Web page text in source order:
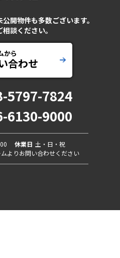
開物件も多数ございます。
談ください。
から
合わせ
5797-7824
6130-9000
休業日 土・日・祝
よりお問い合わせください